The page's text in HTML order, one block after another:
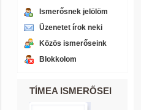
Ismerősnek jelölöm
Üzenetet írok neki
Közös ismerőseink
Blokkolom
TÍMEA ISMERŐSEI